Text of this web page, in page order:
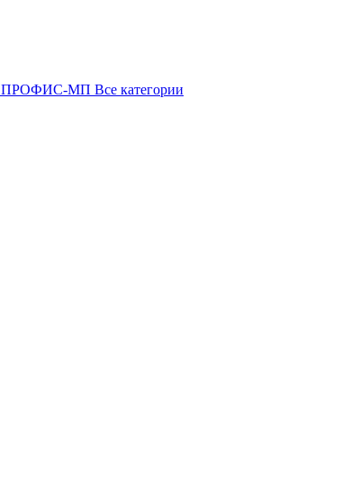
ПРОФИС-МП Все категории